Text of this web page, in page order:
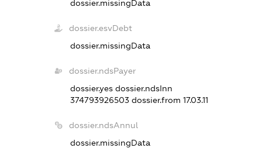
dossier.missingData
dossier.esvDebt
dossier.missingData
dossier.ndsPayer
dossier.yes dossier.ndsInn
374793926503 dossier.from 17.03.11
dossier.ndsAnnul
dossier.missingData